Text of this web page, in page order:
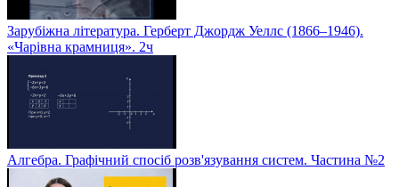
Зарубіжна література. Герберт Джордж Уеллс (1866–1946).
«Чарівна крамниця». 2ч
Алгебра. Графічний спосіб розв'язування систем. Частина №2